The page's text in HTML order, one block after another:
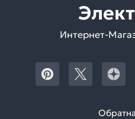
Интернет-